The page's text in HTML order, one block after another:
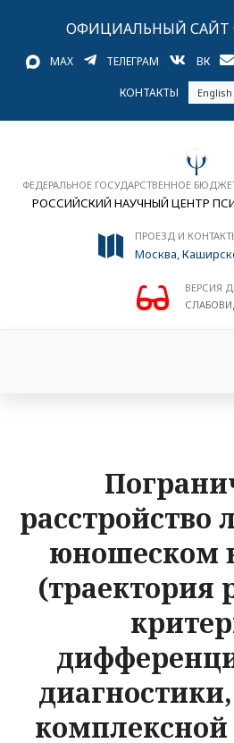
ОФИЦИАЛЬНЫЙ САЙТ
MAX ТЕЛЕГРАМ ВК
КОНТАКТЫ
ФЕДЕРАЛЬНОЕ ГОСУДАРСТВЕННОЕ
РОССИЙСКИЙ НАУЧНЫЙ ЦЕНТР
ПРОЕЗД И
Москва,
ВЕРСИЯ
расстройство
юношеском
(траектория